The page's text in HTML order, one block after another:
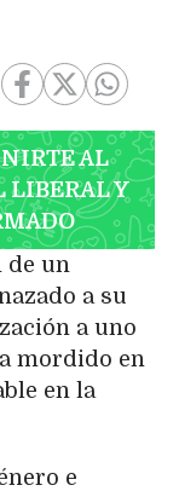
AL
LIBERAL Y
de un
a su
a uno
mordido en
en la
e